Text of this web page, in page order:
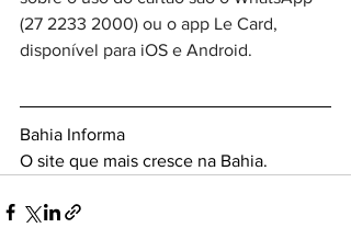
(‪27 2233 2000) ou o app Le Card,
disponível para iOS e Android.
Bahia Informa
O site que mais cresce na Bahia.